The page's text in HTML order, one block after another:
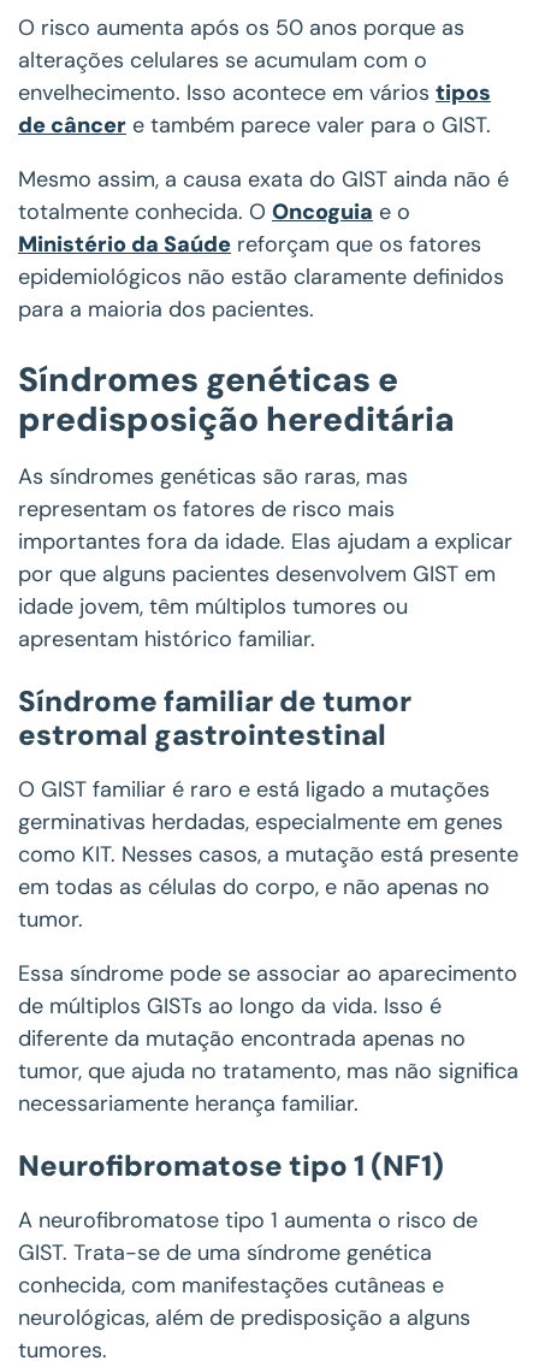
O risco aumenta após os 50 anos porque as
alterações celulares se acumulam com o
envelhecimento. Isso acontece em vários tipos
de câncer e também parece valer para o GIST.
Mesmo assim, a causa exata do GIST ainda não é
totalmente conhecida. O Oncoguia e o
Ministério da Saúde reforçam que os fatores
epidemiológicos não estão claramente definidos
para a maioria dos pacientes.
Síndromes genéticas e
predisposição hereditária
As síndromes genéticas são raras, mas
representam os fatores de risco mais
importantes fora da idade. Elas ajudam a explicar
por que alguns pacientes desenvolvem GIST em
idade jovem, têm múltiplos tumores ou
apresentam histórico familiar.
Síndrome familiar de tumor
estromal gastrointestinal
O GIST familiar é raro e está ligado a mutações
germinativas herdadas, especialmente em genes
como KIT. Nesses casos, a mutação está presente
em todas as células do corpo, e não apenas no
tumor.
Essa síndrome pode se associar ao aparecimento
de múltiplos GISTs ao longo da vida. Isso é
diferente da mutação encontrada apenas no
tumor, que ajuda no tratamento, mas não significa
necessariamente herança familiar.
Neurofibromatose tipo 1 (NF1)
A neurofibromatose tipo 1 aumenta o risco de
GIST. Trata-se de uma síndrome genética
conhecida, com manifestações cutâneas e
neurológicas, além de predisposição a alguns
tumores.